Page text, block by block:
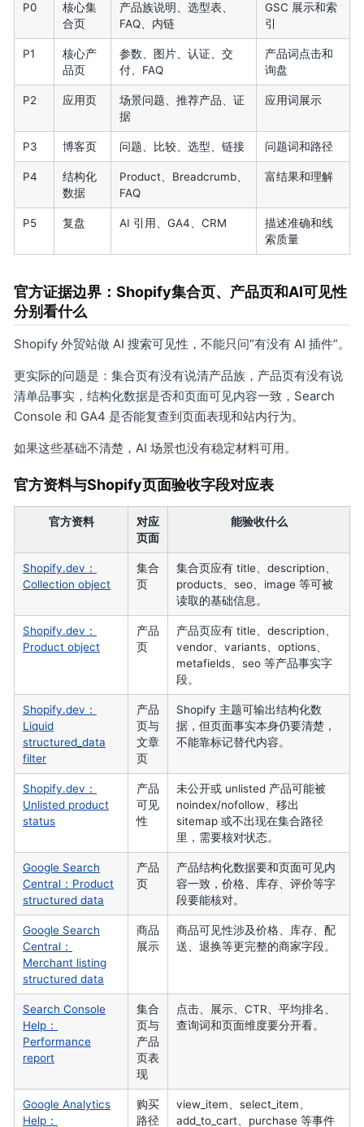
P0
核心集
合页
产品族说明、选型表、
FAQ、内链
GSC 展示和索
引
P1
核心产
品页
参数、图片、认证、交
付、FAQ
产品词点击和
询盘
P2 应用页
场景问题、推荐产品、证
据
应用词展示
P3 博客页 问题、比较、选型、链接 问题词和路径
P4
结构化
数据
Product、Breadcrumb、
FAQ
富结果和理解
P5 复盘 AI 引用、GA4、CRM
描述准确和线
索质量
官方证据边界：Shopify集合页、产品页和AI可见性
分别看什么
Shopify 外贸站做 AI 搜索可见性，不能只问“有没有 AI 插件”。
更实际的问题是：集合页有没有说清产品族，产品页有没有说
清单品事实，结构化数据是否和页面可见内容一致，Search
Console 和 GA4 是否能复查到页面表现和站内行为。
如果这些基础不清楚，AI 场景也没有稳定材料可用。
官方资料与Shopify页面验收字段对应表
官方资料
对应
页面
能验收什么
Shopify.dev：
Collection object
集合
页
集合页应有 title、description、
products、seo、image 等可被
读取的基础信息。
Shopify.dev：
Product object
产品
页
产品页应有 title、description、
vendor、variants、options、
metafields、seo 等产品事实字
段。
Shopify.dev：
Liquid
structured_data
filter
产品
页与
文章
页
Shopify 主题可输出结构化数
据，但页面事实本身仍要清楚，
不能靠标记替代内容。
Shopify.dev：
Unlisted product
status
产品
可见
性
未公开或 unlisted 产品可能被
noindex/nofollow、移出
sitemap 或不出现在集合路径
里，需要核对状态。
Google Search
Central：Product
structured data
产品
页
产品结构化数据要和页面可见内
容一致，价格、库存、评价等字
段要能核对。
Google Search
Central：
Merchant listing
structured data
商品
展示
商品可见性涉及价格、库存、配
送、退换等更完整的商家字段。
Search Console
Help：
Performance
report
集合
页与
产品
页表
现
点击、展示、CTR、平均排名、
查询词和页面维度要分开看。
Google Analytics
Help：
购买
路径
view_item、select_item、
add_to_cart、purchase 等事件